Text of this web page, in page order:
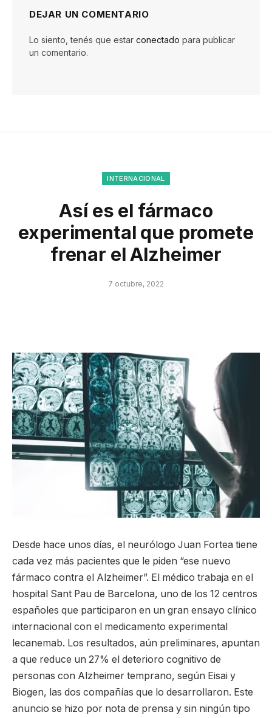
DEJAR UN COMENTARIO
Lo siento, tenés que estar conectado para publicar
un comentario.
INTERNACIONAL
Así es el fármaco
experimental que promete
frenar el Alzheimer
7 octubre, 2022
Desde hace unos días, el neurólogo Juan Fortea tiene
cada vez más pacientes que le piden “ese nuevo
fármaco contra el Alzheimer”. El médico trabaja en el
hospital Sant Pau de Barcelona, uno de los 12 centros
españoles que participaron en un gran ensayo clínico
internacional con el medicamento experimental
lecanemab. Los resultados, aún preliminares, apuntan
a que reduce un 27% el deterioro cognitivo de
personas con Alzheimer temprano, según Eisai y
Biogen, las dos compañías que lo desarrollaron. Este
anuncio se hizo por nota de prensa y sin ningún tipo